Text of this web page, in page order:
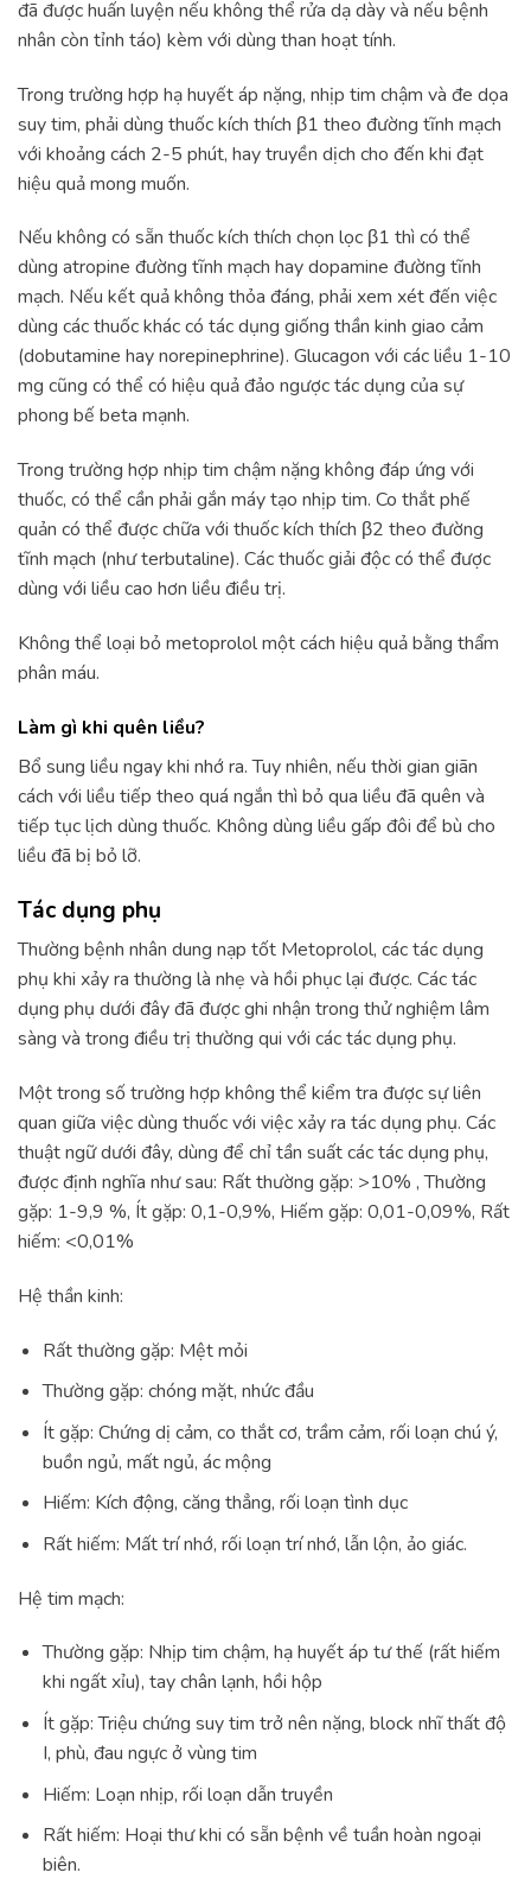
đã được huấn luyện nếu không thể rửa dạ dày và nếu bệnh
nhân còn tỉnh táo) kèm với dùng than hoạt tính.
Trong trường hợp hạ huyết áp nặng, nhịp tim chậm và đe dọa
suy tim, phải dùng thuốc kích thích β1 theo đường tĩnh mạch
với khoảng cách 2-5 phút, hay truyền dịch cho đến khi đạt
hiệu quả mong muốn.
Nếu không có sẵn thuốc kích thích chọn lọc β1 thì có thể
dùng atropine đường tĩnh mạch hay dopamine đường tĩnh
mạch. Nếu kết quả không thỏa đáng, phải xem xét đến việc
dùng các thuốc khác có tác dụng giống thần kinh giao cảm
(dobutamine hay norepinephrine). Glucagon với các liều 1-10
mg cũng có thể có hiệu quả đảo ngược tác dụng của sự
phong bế beta mạnh.
Trong trường hợp nhịp tim chậm nặng không đáp ứng với
thuốc, có thể cần phải gắn máy tạo nhịp tim. Co thắt phế
quản có thể được chữa với thuốc kích thích β2 theo đường
tĩnh mạch (như terbutaline). Các thuốc giải độc có thể được
dùng với liều cao hơn liều điều trị.
Không thể loại bỏ metoprolol một cách hiệu quả bằng thẩm
phân máu.
Làm gì khi quên liều?
Bổ sung liều ngay khi nhớ ra. Tuy nhiên, nếu thời gian giãn
cách với liều tiếp theo quá ngắn thì bỏ qua liều đã quên và
tiếp tục lịch dùng thuốc. Không dùng liều gấp đôi để bù cho
liều đã bị bỏ lỡ.
Tác dụng phụ
Thường bệnh nhân dung nạp tốt Metoprolol, các tác dụng
phụ khi xảy ra thường là nhẹ và hồi phục lại được. Các tác
dụng phụ dưới đây đã được ghi nhận trong thử nghiệm lâm
sàng và trong điều trị thường qui với các tác dụng phụ.
Một trong số trường hợp không thể kiểm tra được sự liên
quan giữa việc dùng thuốc với việc xảy ra tác dụng phụ. Các
thuật ngữ dưới đây, dùng để chỉ tần suất các tác dụng phụ,
được định nghĩa như sau: Rất thường gặp: >10% , Thường
gặp: 1-9,9 %, Ít gặp: 0,1-0,9%, Hiếm gặp: 0,01-0,09%, Rất
hiếm: <0,01%
Hệ thần kinh:
Rất thường gặp: Mệt mỏi
Thường gặp: chóng mặt, nhức đầu
Ít gặp: Chứng dị cảm, co thắt cơ, trầm cảm, rối loạn chú ý,
buồn ngủ, mất ngủ, ác mộng
Hiếm: Kích động, căng thẳng, rối loạn tình dục
Rất hiếm: Mất trí nhớ, rối loạn trí nhớ, lẫn lộn, ảo giác.
Hệ tim mạch:
Thường gặp: Nhịp tim chậm, hạ huyết áp tư thế (rất hiếm
khi ngất xỉu), tay chân lạnh, hồi hộp
Ít gặp: Triệu chứng suy tim trở nên nặng, block nhĩ thất độ
I, phù, đau ngực ở vùng tim
Hiếm: Loạn nhịp, rối loạn dẫn truyền
Rất hiếm: Hoại thư khi có sẵn bệnh về tuần hoàn ngoại
biên.